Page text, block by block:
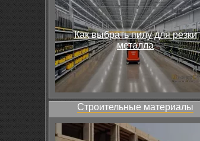
Как выбрать пилу для резки
металла
Строительные материалы